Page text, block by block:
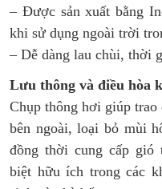
– Được sản xuất bằng
khi sử dụng ngoài trời
– Dễ dàng lau chùi, thời
Lưu thông và điều hòa
Chụp thông hơi giúp
bên ngoài, loại bỏ mùi
đồng thời cung cấp gió
biệt hữu ích trong các